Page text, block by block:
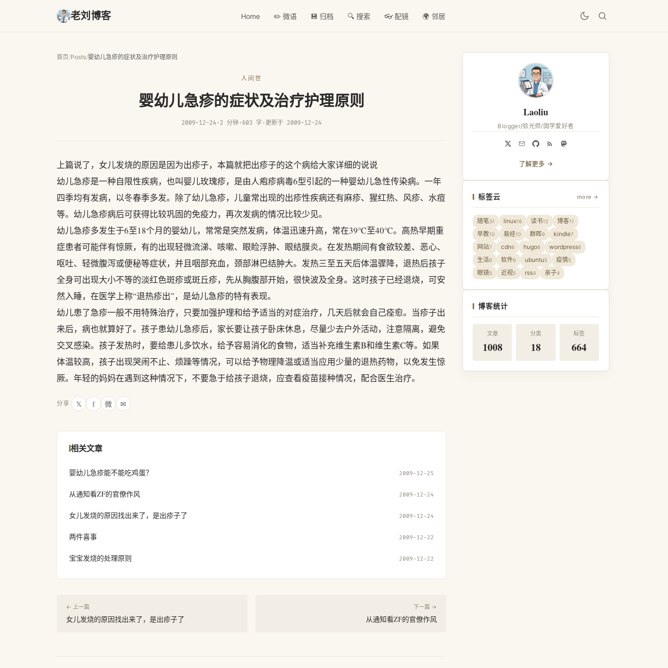
老刘博客 Home ✏️ 微语 💾 归档 🔍 搜索 👓 配镜 🌍 邻居
首页/Posts/婴幼儿急疹的症状及治疗护理原则
人间世
婴幼儿急疹的症状及治疗护理原则
2009-12-24· 2 分钟· 603 字 · 更新于 2009-12-24
上篇说了，女儿发烧的原因是因为出疹子，本篇就把出疹子的这个病给大家详细的说说
幼儿急疹是一种自限性疾病，也叫婴儿玫瑰疹，是由人疱疹病毒6型引起的一种婴幼儿急性传染病。一年
四季均有发病，以冬春季多发。除了幼儿急疹，儿童常出现的出疹性疾病还有麻疹、猩红热、风疹、水痘
等。幼儿急疹病后可获得比较巩固的免疫力，再次发病的情况比较少见。
幼儿急疹多发生于6至18个月的婴幼儿，常常是突然发病，体温迅速升高，常在39℃至40℃。高热早期重
症患者可能伴有惊厥，有的出现轻微流涕、咳嗽、眼睑浮肿、眼结膜炎。在发热期间有食欲较差、恶心、
呕吐、轻微腹泻或便秘等症状，并且咽部充血，颈部淋巴结肿大。发热三至五天后体温骤降，退热后孩子
全身可出现大小不等的淡红色斑疹或斑丘疹，先从胸腹部开始，很快波及全身。这时孩子已经退烧，可安
然入睡，在医学上称“退热疹出”，是幼儿急疹的特有表现。
幼儿患了急疹一般不用特殊治疗，只要加强护理和给予适当的对症治疗，几天后就会自己痊愈。当疹子出
来后，病也就算好了。孩子患幼儿急疹后，家长要让孩子卧床休息，尽量少去户外活动，注意隔离，避免
交叉感染。孩子发热时，要给患儿多饮水，给予容易消化的食物，适当补充维生素B和维生素C等。如果
体温较高，孩子出现哭闹不止、烦躁等情况，可以给予物理降温或适当应用少量的退热药物，以免发生惊
厥。年轻的妈妈在遇到这种情况下，不要急于给孩子退烧，应查看疫苗接种情况，配合医生治疗。
分享 𝕏 f 微 ✉
相关文章
婴幼儿急疹能不能吃鸡蛋？ 2009-12-25
从通知看ZF的官僚作风 2009-12-24
女儿发烧的原因找出来了，是出疹子了 2009-12-24
两件喜事 2009-12-22
宝宝发烧的处理原则 2009-12-22
← 上一篇
女儿发烧的原因找出来了，是出疹子了
下一篇 →
从通知看ZF的官僚作风
Laoliu
Blogger/验光师/国学爱好者
了解更多 →
标签云 more →
随笔31 linux16 读书12 博客11
早教10 易经10 群晖9 kindle7
网站7 cdn6 hugo6 wordpress6
生活6 软件6 ubuntu5 疫情5
眼镜5 近视5 rss4 亲子4
博客统计
文章
1008
分类
18
标签
664